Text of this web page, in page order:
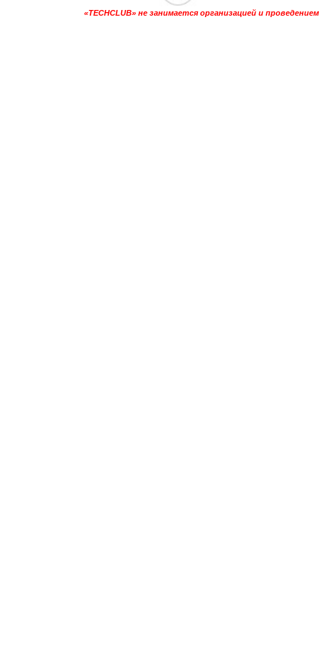
«TECHCLUB» не занимается организацией и